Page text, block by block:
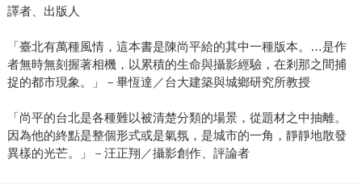
譯者、出版人
「臺北有萬種風情，這本書是陳尚平給的其中一種版本。…是作
者無時無刻握著相機，以累積的生命與攝影經驗，在剎那之間捕
捉的都市現象。」－畢恆達／台大建築與城鄉研究所教授
「尚平的台北是各種難以被清楚分類的場景，從題材之中抽離。
因為他的終點是整個形式或是氣氛，是城市的一角，靜靜地散發
異樣的光芒。」－汪正翔／攝影創作、評論者